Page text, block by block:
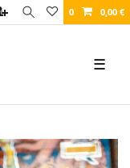
0 0,00 €
☰